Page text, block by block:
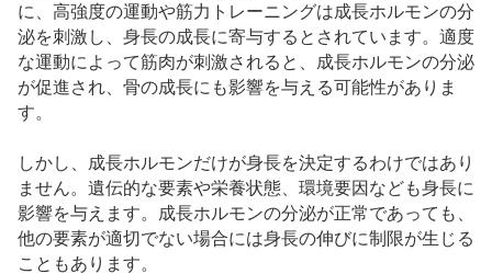
に、高強度の運動や筋力トレーニングは成長ホルモンの分
泌を刺激し、身長の成長に寄与するとされています。適度
な運動によって筋肉が刺激されると、成長ホルモンの分泌
が促進され、骨の成長にも影響を与える可能性がありま
す。
しかし、成長ホルモンだけが身長を決定するわけではあり
ません。遺伝的な要素や栄養状態、環境要因なども身長に
影響を与えます。成長ホルモンの分泌が正常であっても、
他の要素が適切でない場合には身長の伸びに制限が生じる
こともあります。